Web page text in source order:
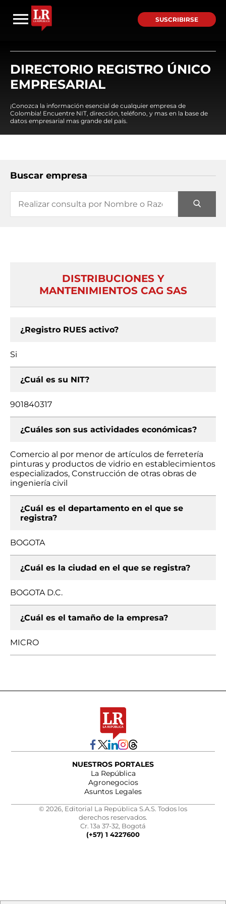
SUSCRIBIRSE
DIRECTORIO REGISTRO ÚNICO
EMPRESARIAL
¡Conozca la información esencial de cualquier empresa de
Colombia! Encuentre NIT, dirección, teléfono, y mas en la base de
datos empresarial mas grande del país.
Buscar empresa
DISTRIBUCIONES Y
MANTENIMIENTOS CAG SAS
¿Registro RUES activo?
Si
¿Cuál es su NIT?
901840317
¿Cuáles son sus actividades económicas?
Comercio al por menor de artículos de ferretería
pinturas y productos de vidrio en establecimientos
especializados, Construcción de otras obras de
ingeniería civil
¿Cuál es el departamento en el que se
registra?
BOGOTA
¿Cuál es la ciudad en el que se registra?
BOGOTA D.C.
¿Cuál es el tamaño de la empresa?
MICRO
NUESTROS PORTALES
La República
Agronegocios
Asuntos Legales
© 2026, Editorial La República S.A.S. Todos los
derechos reservados.
Cr. 13a 37-32, Bogotá
(+57) 1 4227600